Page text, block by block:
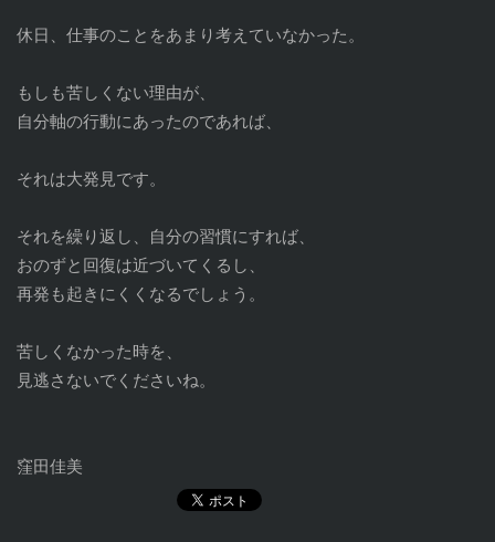
休日、仕事のことをあまり考えていなかった。
もしも苦しくない理由が、
自分軸の行動にあったのであれば、
それは大発見です。
それを繰り返し、自分の習慣にすれば、
おのずと回復は近づいてくるし、
再発も起きにくくなるでしょう。
苦しくなかった時を、
見逃さないでくださいね。
窪田佳美